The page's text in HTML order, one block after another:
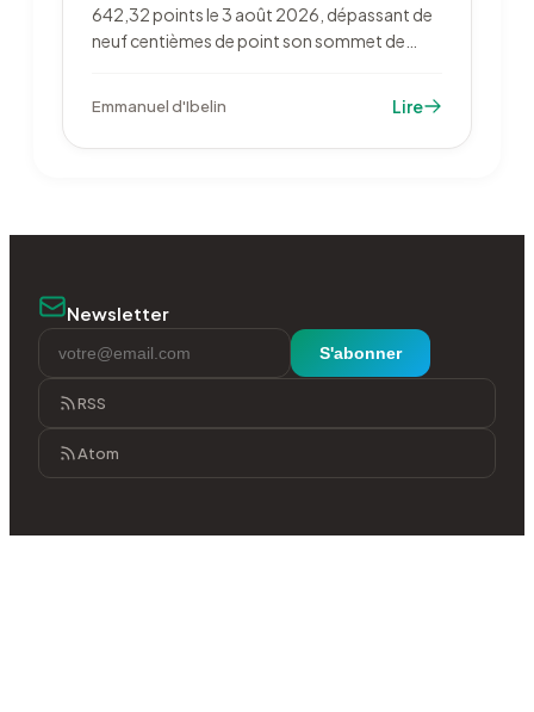
642,32 points le 3 août 2026, dépassant de
neuf centièmes de point son sommet de
l'indice, qui reste sous son record de clôture.
Emmanuel d'Ibelin Lire
Newsletter
S'abonner
RSS
Atom